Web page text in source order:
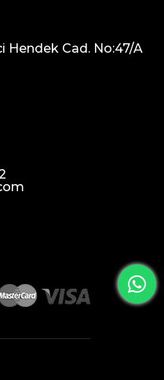
Hendek Cad. No:47/A